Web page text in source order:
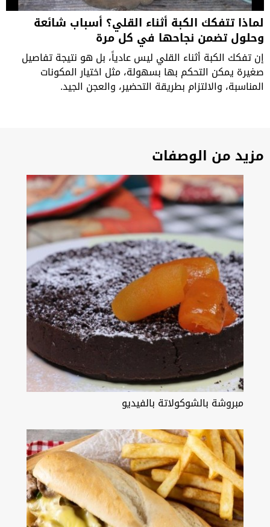
لماذا تتفكك الكبة أثناء القلي؟ أسباب شائعة
وحلول تضمن نجاحها في كل مرة
إن تفكك الكبة أثناء القلي ليس عادياً، بل هو نتيجة تفاصيل
صغيرة يمكن التحكم بها بسهولة، مثل اختيار المكونات
المناسبة، والالتزام بطريقة التحضير، والعجن الجيد.
مزيد من الوصفات
مبروشة بالشوكولاتة بالفيديو